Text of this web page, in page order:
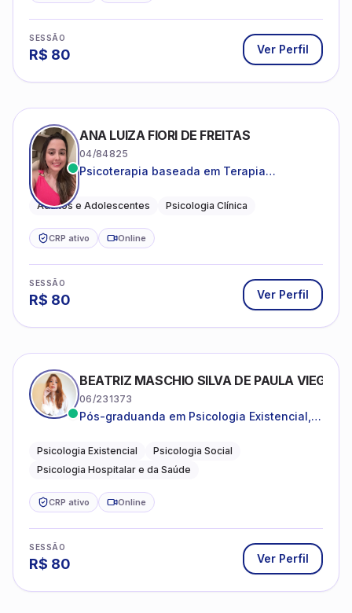
SESSÃO
R$ 80 Ver Perfil
ANA LUIZA FIORI DE FREITAS
04/84825
Psicoterapia baseada em Terapia
Adultos e Adolescentes Psicologia Clínica
CRP ativo Online
SESSÃO
R$ 80 Ver Perfil
BEATRIZ MASCHIO SILVA DE PAULA VIEGAS
06/231373
Pós-graduanda em Psicologia Existencial,
da Saúde.
Psicologia Existencial
Psicologia Social
Psicologia Hospitalar e da Saúde
CRP ativo Online
SESSÃO
R$ 80 Ver Perfil